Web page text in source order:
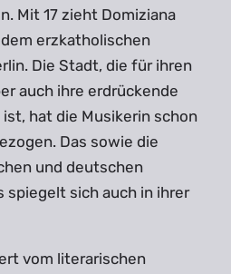
Mit 17 zieht Domiziana
erzkatholischen
Die Stadt, die für ihren
auch ihre erdrückende
hat die Musikerin schon
Das sowie die
und deutschen
spiegelt sich auch in ihrer
vom literarischen